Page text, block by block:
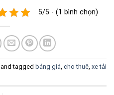
5/5 - (1 bình chọn)
and tagged bảng giá cho thuê xe tải